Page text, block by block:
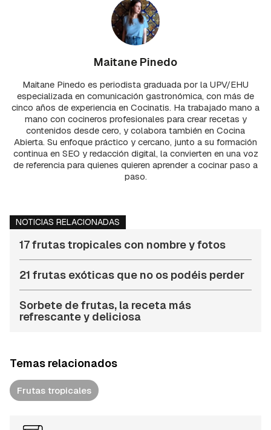
Maitane Pinedo
Maitane Pinedo es periodista graduada por la UPV/EHU
especializada en comunicación gastronómica, con más de
cinco años de experiencia en Cocinatis. Ha trabajado mano a
mano con cocineros profesionales para crear recetas y
contenidos desde cero, y colabora también en Cocina
Abierta. Su enfoque práctico y cercano, junto a su formación
continua en SEO y redacción digital, la convierten en una voz
de referencia para quienes quieren aprender a cocinar paso a
paso.
NOTICIAS RELACIONADAS
17 frutas tropicales con nombre y fotos
21 frutas exóticas que no os podéis perder
Sorbete de frutas, la receta más
refrescante y deliciosa
Temas relacionados
Frutas tropicales